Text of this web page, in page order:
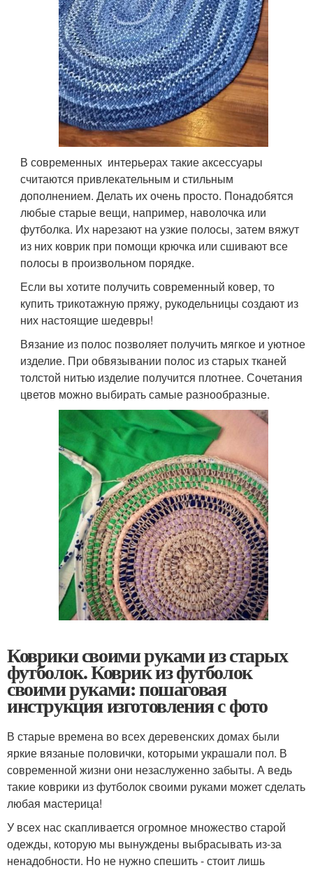
В современных интерьерах такие аксессуары
считаются привлекательным и стильным
дополнением. Делать их очень просто. Понадобятся
любые старые вещи, например, наволочка или
футболка. Их нарезают на узкие полосы, затем вяжут
из них коврик при помощи крючка или сшивают все
полосы в произвольном порядке.
Если вы хотите получить современный ковер, то
купить трикотажную пряжу, рукодельницы создают из
них настоящие шедевры!
Вязание из полос позволяет получить мягкое и уютное
изделие. При обвязывании полос из старых тканей
толстой нитью изделие получится плотнее. Сочетания
цветов можно выбирать самые разнообразные.
Коврики своими руками из старых
футболок. Коврик из футболок
своими руками: пошаговая
инструкция изготовления с фото
В старые времена во всех деревенских домах были
яркие вязаные половички, которыми украшали пол. В
современной жизни они незаслуженно забыты. А ведь
такие коврики из футболок своими руками может сделать
любая мастерица!
У всех нас скапливается огромное множество старой
одежды, которую мы вынуждены выбрасывать из-за
ненадобности. Но не нужно спешить - стоит лишь